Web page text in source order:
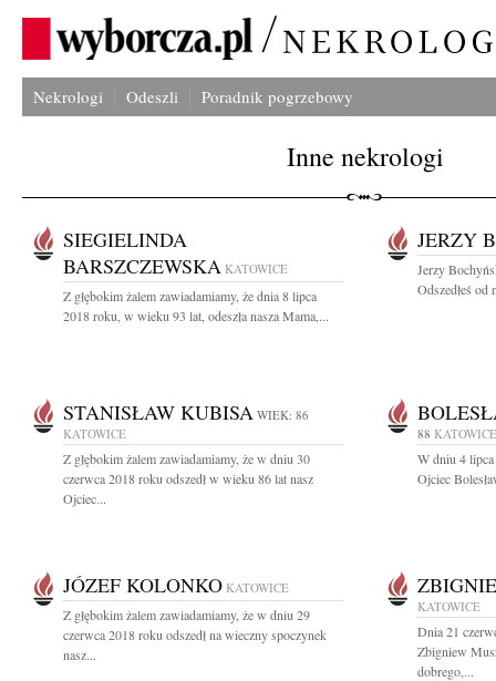
Nekrologi Odeszli Poradnik pogrzebowy
Inne nekrologi
SIEGIELINDA
BARSZCZEWSKA KATOWICE
Z głębokim żalem zawiadamiamy, że dnia 8 lipca
2018 roku, w wieku 93 lat, odeszła nasza Mama,...
JERZY
Jerzy
Odszedłeś
STANISŁAW KUBISA WIEK: 86
KATOWICE
Z głębokim żalem zawiadamiamy, że w dniu 30
czerwca 2018 roku odszedł w wieku 86 lat nasz
Ojciec...
88 KATOWICE
W dniu 4
Ojciec
JÓZEF KOLONKO KATOWICE
Z głębokim żalem zawiadamiamy, że w dniu 29
czerwca 2018 roku odszedł na wieczny spoczynek
nasz...
KATOWICE
Dnia 21
Zbigniew
dobrego,...